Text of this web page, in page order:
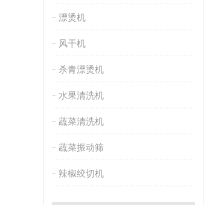
漂烫机
风干机
杀青漂烫机
水果清洗机
蔬菜清洗机
蔬菜振动筛
辣椒绞切机